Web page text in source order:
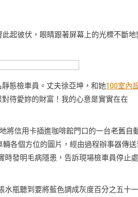
起彼伏，眼睛跟著屏幕上的光標不斷地
態檢車員。丈夫徐亞坤，和她100室內
待愛妳的財富！我的心意是實實在在
將信用卡插進咖啡館門口的一台老舊自
各個方位的圖片，經由過程辦事器傳送
時發明毛病隱患，告訴現場檢車員停止處
水瓶聽到要將藍色調成灰度百分之五十